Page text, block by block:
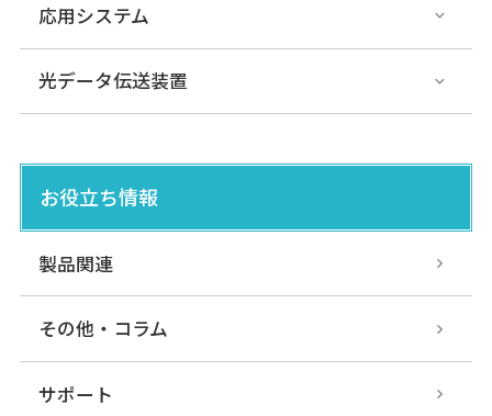
応用システム
光データ伝送装置
お役立ち情報
製品関連
その他・コラム
サポート